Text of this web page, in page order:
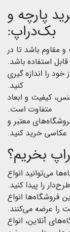
پارچه و
بک‌دراپ:
و مقاوم باشد تا در
استفاده باشد.
خود را اندازه گیری
کنید.
کیفیت و ابعاد
متفاوت است.
معتبر و
خرید کنید.
بخریم؟
می‌توانید انواع
را پیدا کنید.
فروشگاه‌ها انواع
را عرضه می‌کنند.
آنلاین، انواع